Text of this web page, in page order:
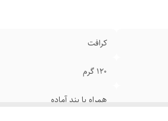
کرافت
120 گرم
همراه با بند آماده